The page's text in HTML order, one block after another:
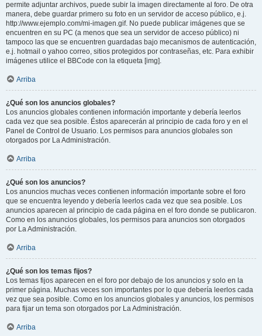
permite adjuntar archivos, puede subir la imagen directamente al foro. De otra
manera, debe guardar primero su foto en un servidor de acceso público, e.j.
http://www.ejemplo.com/mi-imagen.gif. No puede publicar imágenes que se
encuentren en su PC (a menos que sea un servidor de acceso público) ni
tampoco las que se encuentren guardadas bajo mecanismos de autenticación,
e.j. hotmail o yahoo correo, sitios protegidos por contraseñas, etc. Para exhibir
imágenes utilice el BBCode con la etiqueta [img].
Arriba
¿Qué son los anuncios globales?
Los anuncios globales contienen información importante y debería leerlos
cada vez que sea posible. Éstos aparecerán al principio de cada foro y en el
Panel de Control de Usuario. Los permisos para anuncios globales son
otorgados por La Administración.
Arriba
¿Qué son los anuncios?
Los anuncios muchas veces contienen información importante sobre el foro
que se encuentra leyendo y debería leerlos cada vez que sea posible. Los
anuncios aparecen al principio de cada página en el foro donde se publicaron.
Como en los anuncios globales, los permisos para anuncios son otorgados
por La Administración.
Arriba
¿Qué son los temas fijos?
Los temas fijos aparecen en el foro por debajo de los anuncios y solo en la
primer página. Muchas veces son importantes por lo que debería leerlos cada
vez que sea posible. Como en los anuncios globales y anuncios, los permisos
para fijar un tema son otorgados por La Administración.
Arriba